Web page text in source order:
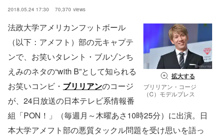
2018.05.24 17:30 70,370 views
拡大する
ブリリアン・コージ
（C）モデルプレス
法政大学アメリカンフットボール
（以下：アメフト）部の元キャプテ
ンで、お笑いタレント・ブルゾンち
えみのネタの“with B”として知られる
お笑いコンビ・ ブリリアンのコージ
が、24日放送の日本テレビ系情報番
組「PON！」（毎週月～木曜あさ10時25分）に出演。日
本大学アメフト部の悪質タックル問題を受け思いを語っ